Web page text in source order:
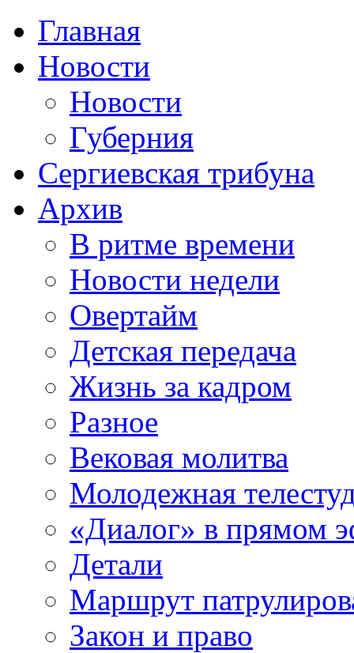
Главная
Новости
Новости
Губерния
Сергиевская трибуна
Архив
В ритме времени
Новости недели
Овертайм
Детская передача
Жизнь за кадром
Разное
Вековая молитва
Молодежная
«Диалог» в прямом
Детали
Маршрут
Закон и право